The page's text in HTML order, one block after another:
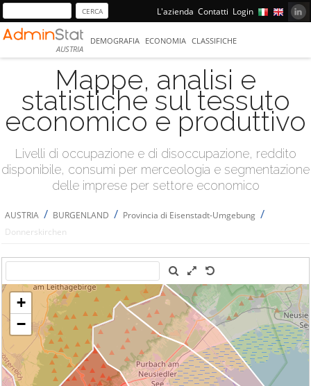
L'azienda Contatti Login
AUSTRIA
DEMOGRAFIA ECONOMIA CLASSIFICHE
Mappe, analisi e
statistiche sul tessuto
economico e produttivo
Livelli di occupazione e di disoccupazione, reddito
disponibile, consumi per merceologia e segmentazione
delle imprese per settore economico
AUSTRIA / BURGENLAND / Provincia di Eisenstadt-Umgebung /
Donnerskirchen